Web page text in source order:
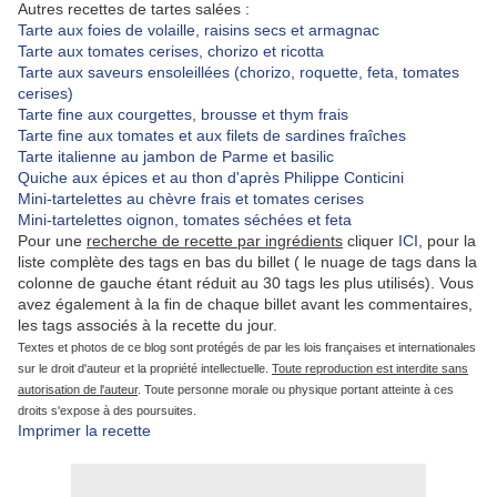
Autres recettes de tartes salées :
Tarte aux foies de volaille, raisins secs et armagnac
Tarte aux tomates cerises, chorizo et ricotta
Tarte aux saveurs ensoleillées (chorizo, roquette, feta, tomates
cerises)
Tarte fine aux courgettes, brousse et thym frais
Tarte fine aux tomates et aux filets de sardines fraîches
Tarte italienne au jambon de Parme et basilic
Quiche aux épices et au thon d'après Philippe Conticini
Mini-tartelettes au chèvre frais et tomates cerises
Mini-tartelettes oignon, tomates séchées et feta
Pour une recherche de recette par ingrédients cliquer ICI , pour la
liste complète des tags en bas du billet ( le nuage de tags dans la
colonne de gauche étant réduit au 30 tags les plus utilisés). Vous
avez également à la fin de chaque billet avant les commentaires,
les tags associés à la recette du jour.
Textes et photos de ce blog sont protégés de par les lois françaises et internationales
sur le droit d'auteur et la propriété intellectuelle. Toute reproduction est interdite sans
autorisation de l'auteur. Toute personne morale ou physique portant atteinte à ces
droits s'expose à des poursuites.
Imprimer la recette